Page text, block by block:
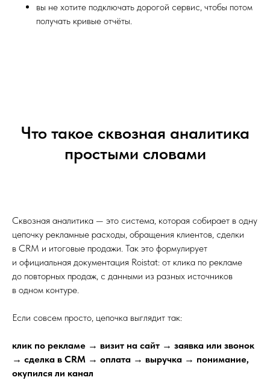
вы не хотите подключать дорогой сервис, чтобы потом
получать кривые отчёты.
Что такое сквозная аналитика
простыми словами
Сквозная аналитика — это система, которая собирает в одну
цепочку рекламные расходы, обращения клиентов, сделки
в CRM и итоговые продажи. Так это формулирует
и официальная документация Roistat: от клика по рекламе
до повторных продаж, с данными из разных источников
в одном контуре.
Если совсем просто, цепочка выглядит так:
клик по рекламе → визит на сайт → заявка или звонок
→ сделка в CRM → оплата → выручка → понимание,
окупился ли канал